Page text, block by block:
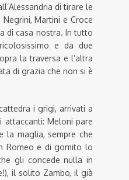
di tirare le
Martini e Croce
di casa nostra. In tutto
e da due
la traversa e l’altra
di grazia che non si è
i grigi, arrivati a
attaccanti: Meloni pare
la maglia, sempre che
Romeo e di gomito lo
gli concede nulla in
il solito Zambo, il già